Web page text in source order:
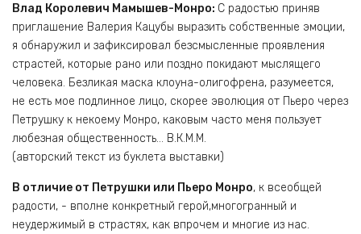
Влад Королевич Мамышев-Монро: С радостью приняв
приглашение Валерия Кацубы выразить собственные эмоции,
я обнаружил и зафиксировал безсмысленные проявления
страстей, которые рано или поздно покидают мыслящего
человека. Безликая маска клоуна-олигофрена, разумеется,
не есть мое подлинное лицо, скорее эволюция от Пьеро через
Петрушку к некоему Монро, каковым часто меня пользует
любезная общественность… В.К.М.М.
(авторский текст из буклета выставки)
В отличие от Петрушки или Пьеро Монро, к всеобщей
радости, - вполне конкретный герой,многогранный и
неудержимый в страстях, как впрочем и многие из нас.